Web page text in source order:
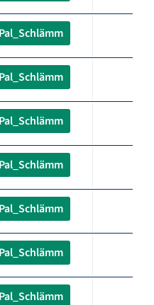
Pal_Schlämm
Pal_Schlämm
Pal_Schlämm
Pal_Schlämm
Pal_Schlämm
Pal_Schlämm
Pal_Schlämm